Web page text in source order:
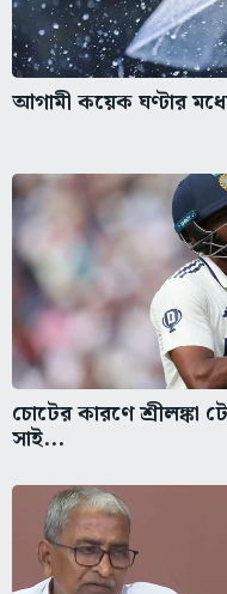
আগামী কয়েক ঘণ্টার
চোটের কারণে শ্রীলঙ্কা
সাই...